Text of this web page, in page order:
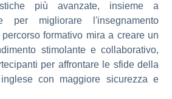
più avanzate, insieme a
per migliorare l'insegnamento
formativo mira a creare un
stimolante e collaborativo,
per affrontare le sfide della
con maggiore sicurezza e